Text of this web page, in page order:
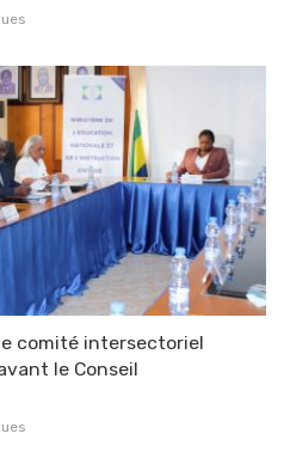
comité intersectoriel
le Conseil